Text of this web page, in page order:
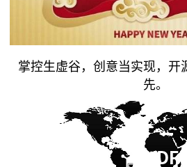
掌控生虚谷，创意当实现，开
先。